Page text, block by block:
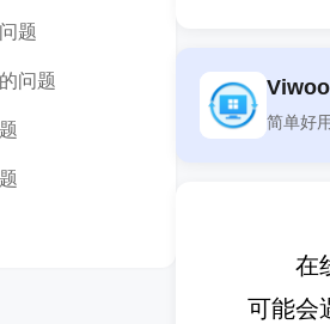
题
问题
在
可能会